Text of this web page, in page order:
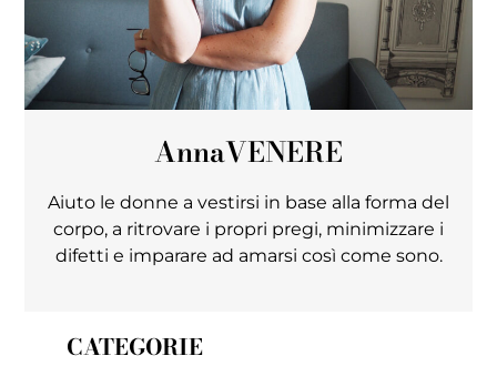
AnnaVENERE
Aiuto le donne a vestirsi in base alla forma del
corpo, a ritrovare i propri pregi, minimizzare i
difetti e imparare ad amarsi così come sono.
CATEGORIE